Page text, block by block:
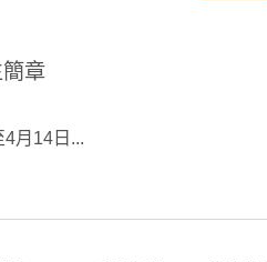
章
月14日...